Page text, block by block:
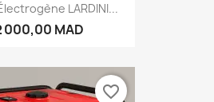
LARDINI...
000,00 MAD
favorite_border